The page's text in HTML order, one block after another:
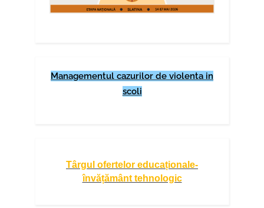
Managementul cazurilor de violenta in
scoli
Târgul ofertelor educaționale-
învățământ tehnologic